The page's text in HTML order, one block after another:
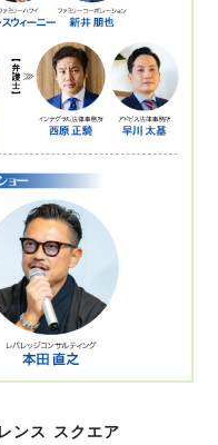
ンス スクエア